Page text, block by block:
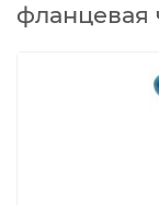
фланцевая